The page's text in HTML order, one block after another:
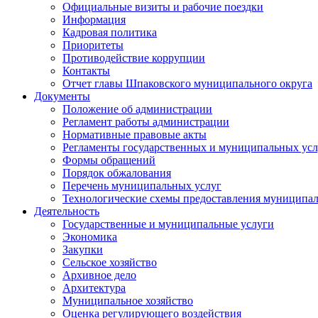
Официальные визиты и рабочие поездки
Информация
Кадровая политика
Приоритеты
Противодействие коррупции
Контакты
Отчет главы Шпаковского муниципального округа
Документы
Положение об администрации
Регламент работы администрации
Нормативные правовые акты
Регламенты государственных и муниципальных
Формы обращений
Порядок обжалования
Перечень муниципальных услуг
Технологические схемы предоставления
Деятельность
Государственные и муниципальные услуги
Экономика
Закупки
Сельское хозяйство
Архивное дело
Архитектура
Муниципальное хозяйство
Оценка регулирующего воздействия